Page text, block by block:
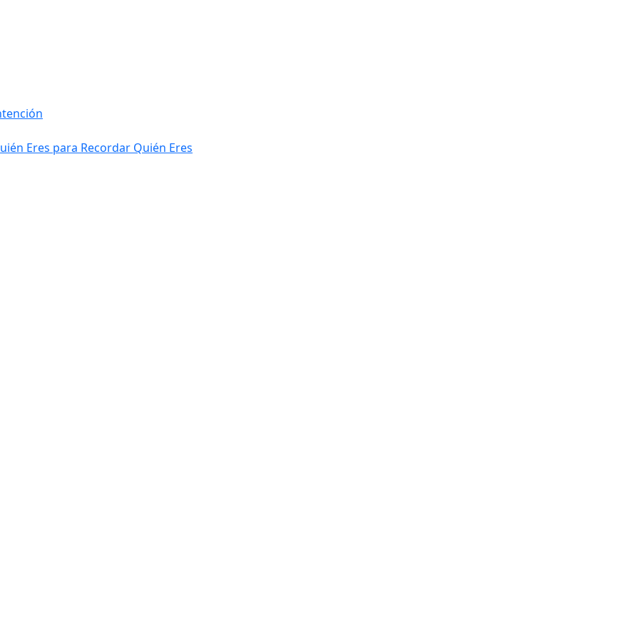
Eres para Recordar Quién Eres